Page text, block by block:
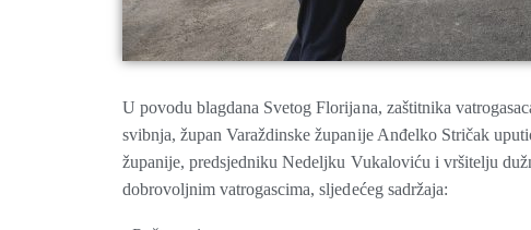
U povodu blagdana Svetog Florijana, zaštitnika
svibnja, župan Varaždinske županije Anđelko Stričak
županije, predsjedniku Nedeljku Vukaloviću i vršitelju
dobrovoljnim vatrogascima, sljedećeg sadržaja: